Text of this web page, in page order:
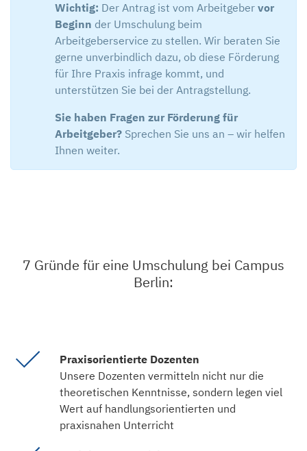
Wichtig: Der Antrag ist vom Arbeitgeber vor
Beginn der Umschulung beim
Arbeitgeberservice zu stellen. Wir beraten Sie
gerne unverbindlich dazu, ob diese Förderung
für Ihre Praxis infrage kommt, und
unterstützen Sie bei der Antragstellung.
Sie haben Fragen zur Förderung für
Arbeitgeber? Sprechen Sie uns an – wir helfen
Ihnen weiter.
7 Gründe für eine Umschulung bei Campus
Berlin:
Praxisorientierte Dozenten
Unsere Dozenten vermitteln nicht nur die
theoretischen Kenntnisse, sondern legen viel
Wert auf handlungsorientierten und
praxisnahen Unterricht